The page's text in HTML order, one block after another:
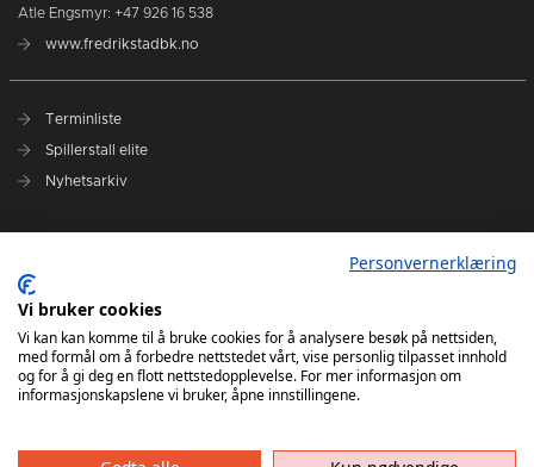
Atle Engsmyr: +47 926 16 538
www.fredrikstadbk.no
Terminliste
Spillerstall elite
Nyhetsarkiv
Instagram Elite
Instagram Rekrutt
Facebook
Personvernerklæring
Vi bruker cookies
Vi kan kan komme til å bruke cookies for å analysere besøk på nettsiden,
med formål om å forbedre nettstedet vårt, vise personlig tilpasset innhold
og for å gi deg en flott nettstedopplevelse. For mer informasjon om
informasjonskapslene vi bruker, åpne innstillingene.